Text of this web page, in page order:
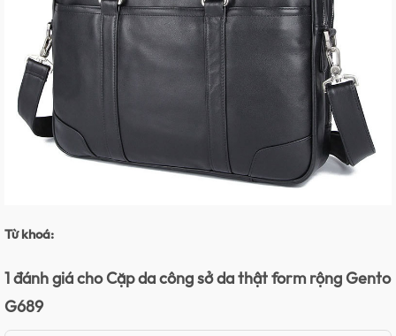
Từ khoá:
1 đánh giá choCặp da công sở da thật form rộng Gento
G689